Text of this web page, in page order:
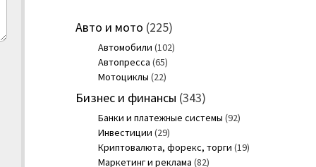
Авто и мото (225)
Автомобили (102)
Автопресса (65)
Мотоциклы (22)
Бизнес и финансы (343)
Банки и платежные системы (92)
Инвестиции (29)
Криптовалюта, форекс, торги (19)
Маркетинг и реклама (82)